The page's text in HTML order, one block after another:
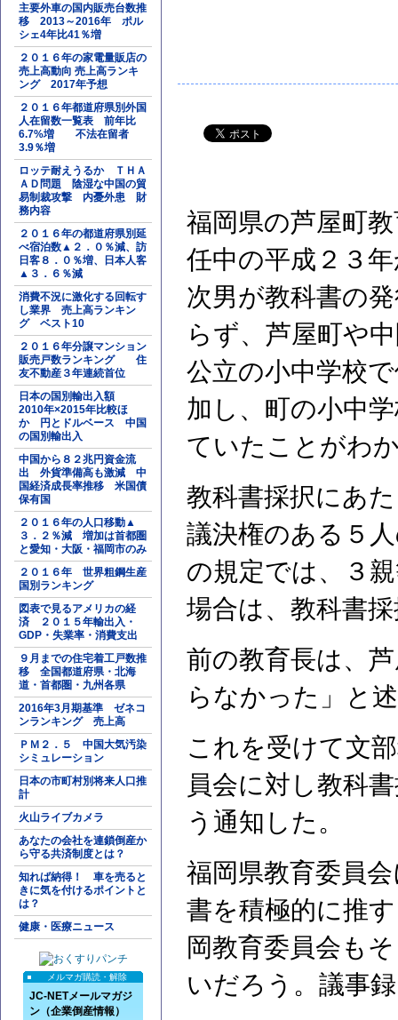
主要外車の国内販売台数推
移 2013～2016年 ポル
シェ4年比41％増
２０１６年の家電量販店の
売上高動向 売上高ランキ
ング 2017年予想
２０１６年都道府県別外国
人在留数一覧表 前年比
6.7%増 不法在留者
3.9％増
ロッテ耐えうるか ＴＨＡ
ＡＤ問題 陰湿な中国の貿
易制裁攻撃 内憂外患 財
務内容
２０１６年の都道府県別延
べ宿泊数▲２．０％減、訪
日客８．０％増、日本人客
▲３．６％減
消費不況に激化する回転す
し業界 売上高ランキン
グ ベスト10
２０１６年分譲マンション
販売戸数ランキング 住
友不動産３年連続首位
日本の国別輸出入額
2010年×2015年比較ほ
か 円とドルベース 中国
の国別輸出入
中国から８２兆円資金流
出 外貨準備高も激減 中
国経済成長率推移 米国債
保有国
２０１６年の人口移動▲
３．２％減 増加は首都圏
と愛知・大阪・福岡市のみ
２０１６年 世界粗鋼生産
国別ランキング
図表で見るアメリカの経
済 ２０１５年輸出入・
GDP・失業率・消費支出
９月までの住宅着工戸数推
移 全国都道府県・北海
道・首都圏・九州各県
2016年3月期基準 ゼネコ
ンランキング 売上高
ＰＭ２．５ 中国大気汚染
シミュレーション
日本の市町村別将来人口推
計
火山ライブカメラ
あなたの会社を連鎖倒産か
ら守る共済制度とは？
知れば納得！ 車を売ると
きに気を付けるポイントと
は？
健康・医療ニュース
メルマガ購読・解除
JC-NETメールマガジ
ン（企業倒産情報）
福岡県の芦屋町
任中の平成２３
次男が教科書の
らず、芦屋町や
公立の小中学校
加し、町の小中
ていたことがわ
教科書採択にあ
議決権のある５
の規定では、３
場合は、教科書
前の教育長は、
らなかった」と
これを受けて文
員会に対し教科
う通知した。
福岡県教育委員
書を積極的に推
岡教育委員会も
いだろう。議事